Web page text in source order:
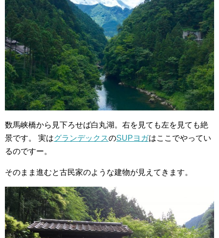
数馬峡橋から見下ろせば白丸湖。右を見ても左を見ても絶
景です。
実はグランデックスのSUPヨガはここでやってい
るのですー。
そのまま進むと古民家のような建物が見えてきます。